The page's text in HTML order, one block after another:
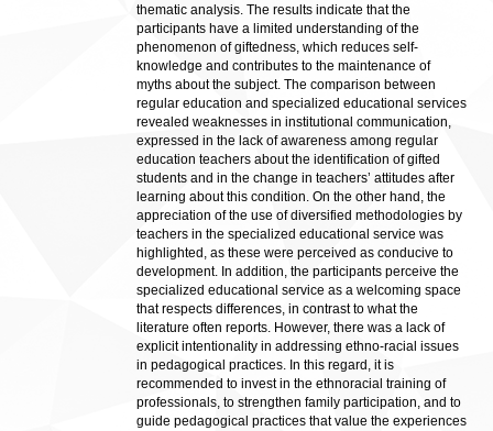
thematic analysis. The results indicate that the
participants have a limited understanding of the
phenomenon of giftedness, which reduces self-
knowledge and contributes to the maintenance of
myths about the subject. The comparison between
regular education and specialized educational services
revealed weaknesses in institutional communication,
expressed in the lack of awareness among regular
education teachers about the identification of gifted
students and in the change in teachers’ attitudes after
learning about this condition. On the other hand, the
appreciation of the use of diversified methodologies by
teachers in the specialized educational service was
highlighted, as these were perceived as conducive to
development. In addition, the participants perceive the
specialized educational service as a welcoming space
that respects differences, in contrast to what the
literature often reports. However, there was a lack of
explicit intentionality in addressing ethno-racial issues
in pedagogical practices. In this regard, it is
recommended to invest in the ethnoracial training of
professionals, to strengthen family participation, and to
guide pedagogical practices that value the experiences